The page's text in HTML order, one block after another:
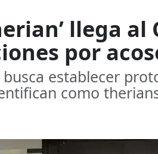
llega
por
establecer
como